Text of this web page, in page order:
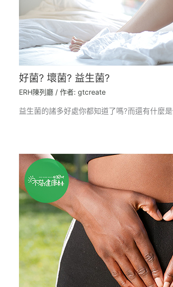
好菌? 壞菌? 益生菌?
ERH陳列廳/ 作者: gtcreate
益生菌的諸多好處你都知道了嗎?而還有什麼